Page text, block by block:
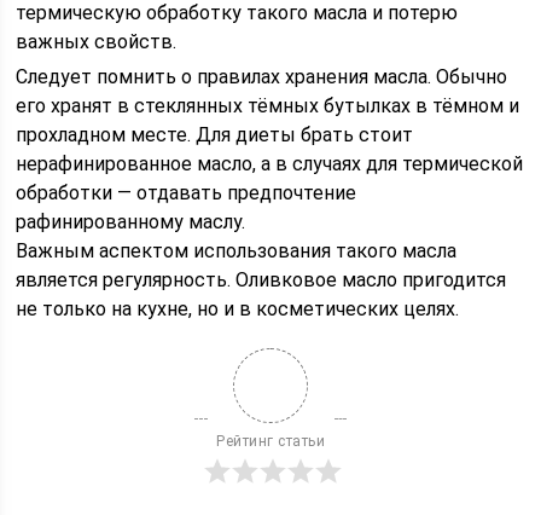
термическую обработку такого масла и потерю
важных свойств.
Следует помнить о правилах хранения масла. Обычно
его хранят в стеклянных тёмных бутылках в тёмном и
прохладном месте. Для диеты брать стоит
нерафинированное масло, а в случаях для термической
обработки — отдавать предпочтение
рафинированному маслу.
Важным аспектом использования такого масла
является регулярность. Оливковое масло пригодится
не только на кухне, но и в косметических целях.
Рейтинг статьи